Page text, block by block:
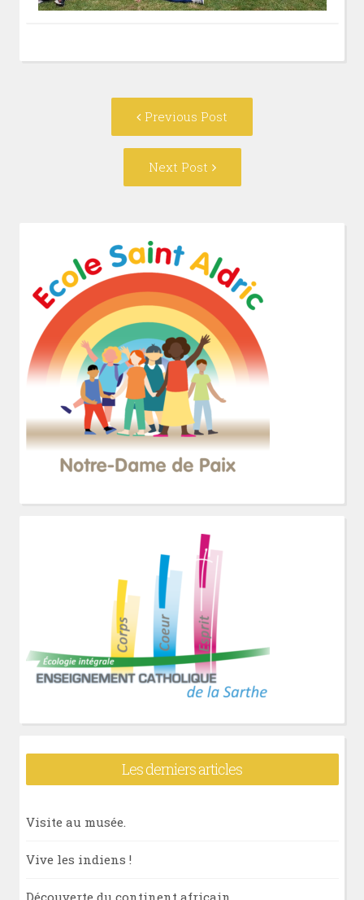
Previous Post
post:
Next Post
Post:
Les derniers articles
Visite au musée.
Vive les indiens !